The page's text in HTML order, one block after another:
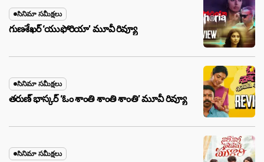
సినిమా సమీక్షలు
గుణశేఖర్ ‘యుఫోరియా’ మూవీ రివ్యూ
సినిమా సమీక్షలు
తరుణ్ భాస్కర్ ‘ఓం శాంతి శాంతి శాంతి’ మూవీ రివ్యూ
సినిమా సమీక్షలు